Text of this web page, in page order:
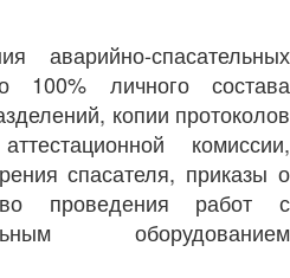
аварийно-спасательных
100% личного состава
копии протоколов
комиссии,
спасателя, приказы о
проведения работ с
оборудованием